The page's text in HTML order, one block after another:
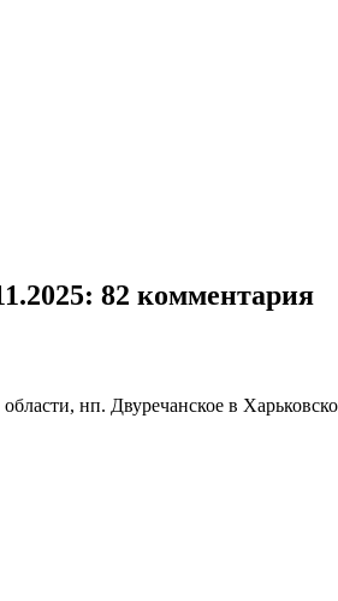
: 82 комментария
нп. Двуречанское в